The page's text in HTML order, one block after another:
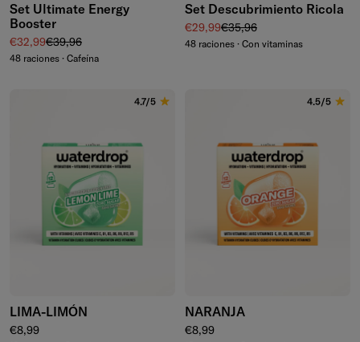
Set Ultimate Energy
Booster
Precio de venta
€32,99Precio normal
€39,96
48 raciones · Cafeína
Set Descubrimiento Ricola
Precio de venta
€29,99Precio normal
€35,96
48 raciones · Con vitaminas
4.7/5
LIMA-LIMÓN
Precio normal
€8,99
4.5/5
NARANJA
Precio normal
€8,99